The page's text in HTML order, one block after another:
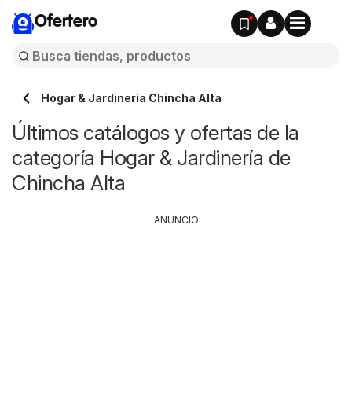
Ofertero
Hogar & Jardinería Chincha Alta
Últimos catálogos y ofertas de la
categoría Hogar & Jardinería de
Chincha Alta
ANUNCIO